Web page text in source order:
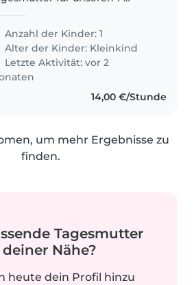
und sehr liebevoll. Wir
einen Hund, daher sollte
Tagesmutter mit Hunden
Anzahl der Kinder: 1
Alter der Kinder: Kleinkind
Letzte Aktivität: vor 2
14,00 €/Stunde
um mehr Ergebnisse zu
finden.
Tagesmutter
Nähe?
heute dein Profil hinzu